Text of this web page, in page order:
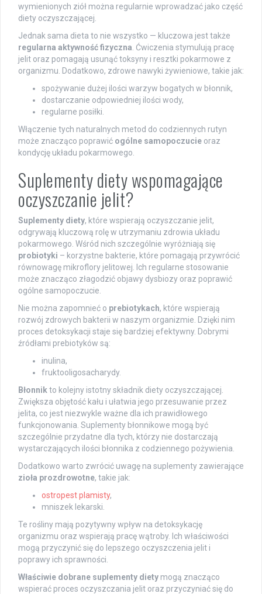
wymienionych ziół można regularnie wprowadzać jako część
diety oczyszczającej.
Jednak sama dieta to nie wszystko — kluczowa jest także
regularna aktywność fizyczna . Ćwiczenia stymulują pracę
jelit oraz pomagają usunąć toksyny i resztki pokarmowe z
organizmu. Dodatkowo, zdrowe nawyki żywieniowe, takie jak:
spożywanie dużej ilości warzyw bogatych w błonnik,
dostarczanie odpowiedniej ilości wody,
regularne posiłki.
Włączenie tych naturalnych metod do codziennych rutyn
może znacząco poprawić ogólne samopoczucie oraz
kondycję układu pokarmowego.
Suplementy diety wspomagające
oczyszczanie jelit?
Suplementy diety, które wspierają oczyszczanie jelit,
odgrywają kluczową rolę w utrzymaniu zdrowia układu
pokarmowego. Wśród nich szczególnie wyróżniają się
probiotyki – korzystne bakterie, które pomagają przywrócić
równowagę mikroflory jelitowej. Ich regularne stosowanie
może znacząco złagodzić objawy dysbiozy oraz poprawić
ogólne samopoczucie.
Nie można zapomnieć o prebiotykach, które wspierają
rozwój zdrowych bakterii w naszym organizmie. Dzięki nim
proces detoksykacji staje się bardziej efektywny. Dobrymi
źródłami prebiotyków są:
inulina,
fruktooligosacharydy.
Błonnikto kolejny istotny składnik diety oczyszczającej.
Zwiększa objętość kału i ułatwia jego przesuwanie przez
jelita, co jest niezwykle ważne dla ich prawidłowego
funkcjonowania. Suplementy błonnikowe mogą być
szczególnie przydatne dla tych, którzy nie dostarczają
wystarczających ilości błonnika z codziennego pożywienia.
Dodatkowo warto zwrócić uwagę na suplementy zawierające
zioła prozdrowotne, takie jak:
ostropest plamisty,
mniszek lekarski.
Te rośliny mają pozytywny wpływ na detoksykację
organizmu oraz wspierają pracę wątroby. Ich właściwości
mogą przyczynić się do lepszego oczyszczenia jelit i
poprawy ich sprawności.
Właściwie dobrane suplementy diety mogą znacząco
wspierać proces oczyszczania jelit oraz przyczyniać się do